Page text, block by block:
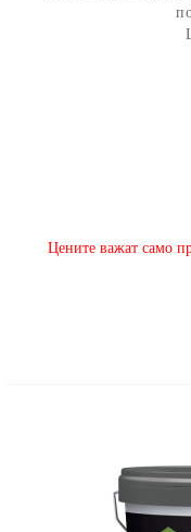
​Цените важат само